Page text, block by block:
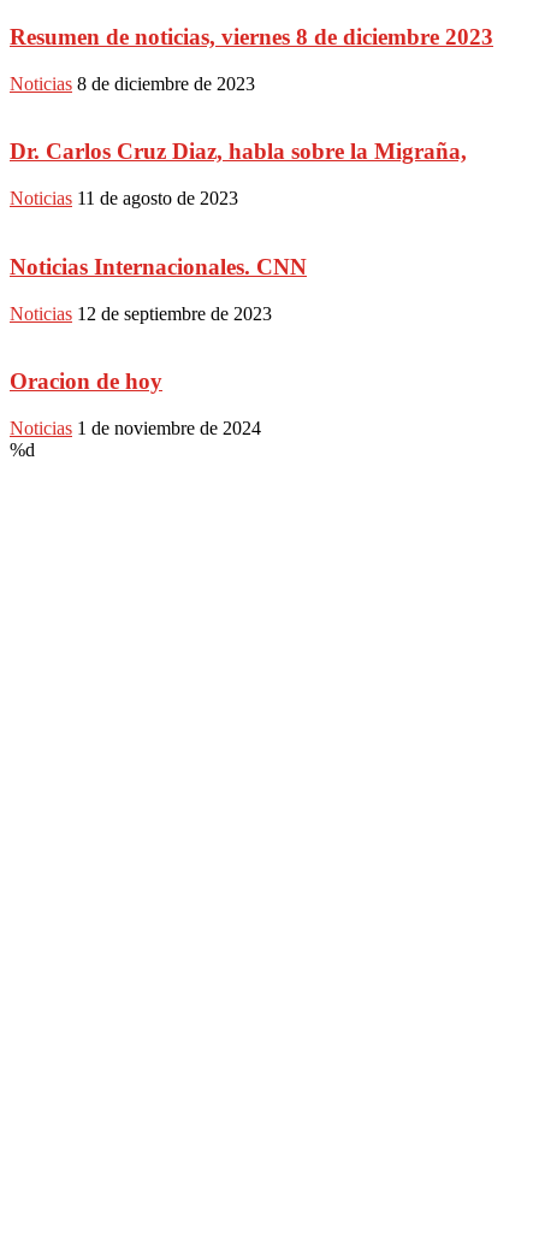
Resumen de noticias, viernes 8 de diciembre 2023
Noticias 8 de diciembre de 2023
Dr. Carlos Cruz Diaz, habla sobre la Migraña,
Noticias 11 de agosto de 2023
Noticias Internacionales. CNN
Noticias 12 de septiembre de 2023
Oracion de hoy
Noticias 1 de noviembre de 2024
%d